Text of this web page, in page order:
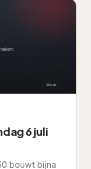
6 juli
bouwt bijna